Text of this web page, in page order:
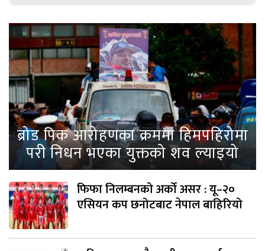
ब्रोड पिक आरोहणका क्रममा हिमपहिरोमा
परी निधन भएका युक्तको शव ल्याइयो
फिफा निलम्बनको अर्को असर : यू–२०
एसियन कप छनोटबाट नेपाल बाहिरियो